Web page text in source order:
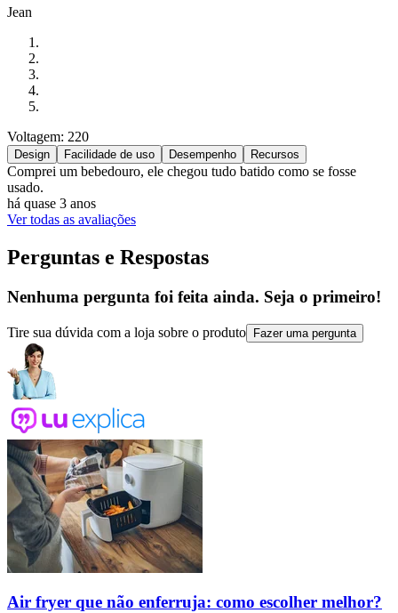
Jean
Voltagem: 220
Design Facilidade de uso Desempenho Recursos
Comprei um bebedouro, ele chegou tudo batido como se fosse
usado.
há quase 3 anos
Ver todas as avaliações
Perguntas e Respostas
Nenhuma pergunta foi feita ainda. Seja o primeiro!
Tire sua dúvida com a loja sobre o produto Fazer uma pergunta
Air fryer que não enferruja: como escolher melhor?